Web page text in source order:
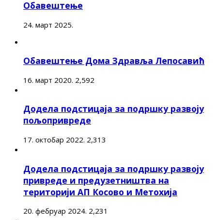
Обавештење
24. март 2025.
Обавештење Дома Здравља Лепосавић
16. март 2020. 2,592
Додела подстицаја за подршку развоју
пољопривреде
17. октобар 2022. 2,313
Додела подстицаја за подршку развоју
привреде и предузетништва на
територији АП Косово и Метохија
20. фебруар 2024. 2,231